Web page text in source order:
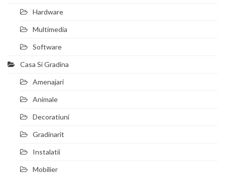
Hardware
Multimedia
Software
Casa Si Gradina
Amenajari
Animale
Decoratiuni
Gradinarit
Instalatii
Mobilier